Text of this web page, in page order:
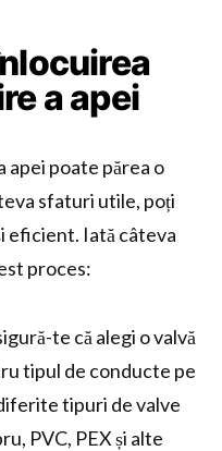
a apei
apei poate părea o
sfaturi utile, poți
eficient. Iată câteva
proces:
te că alegi o valvă
tipul de conducte pe
tipuri de valve
PVC, PEX și alte